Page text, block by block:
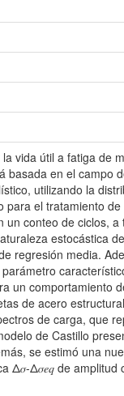
vida útil a fatiga de
en el campo
utilizando la
el tratamiento
conteo de ciclos,
estocástica
regresión media.
un comportamiento
de acero
de carga, que
de Castillo
se estimó una
Δ𝜎-Δ𝜎𝑒𝑞 de amplitud